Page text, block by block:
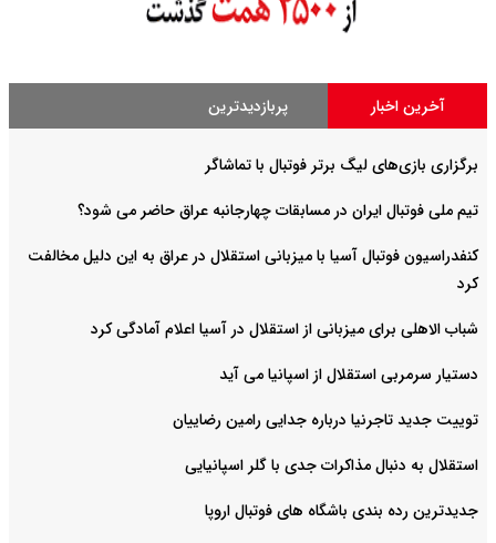
آخرین اخبار پربازدیدترین
برگزاری بازی‌های لیگ برتر فوتبال با تماشاگر
تیم ملی فوتبال ایران در مسابقات چهارجانبه عراق حاضر می شود؟
کنفدراسیون فوتبال آسیا با میزبانی استقلال در عراق به این دلیل مخالفت
کرد
شباب الاهلی برای میزبانی از استقلال در آسیا اعلام آمادگی کرد
دستیار سرمربی استقلال از اسپانیا می آید
توییت جدید تاجرنیا درباره جدایی رامین رضاییان
استقلال به دنبال مذاکرات جدی با گلر اسپانیایی
جدیدترین رده بندی باشگاه های فوتبال اروپا